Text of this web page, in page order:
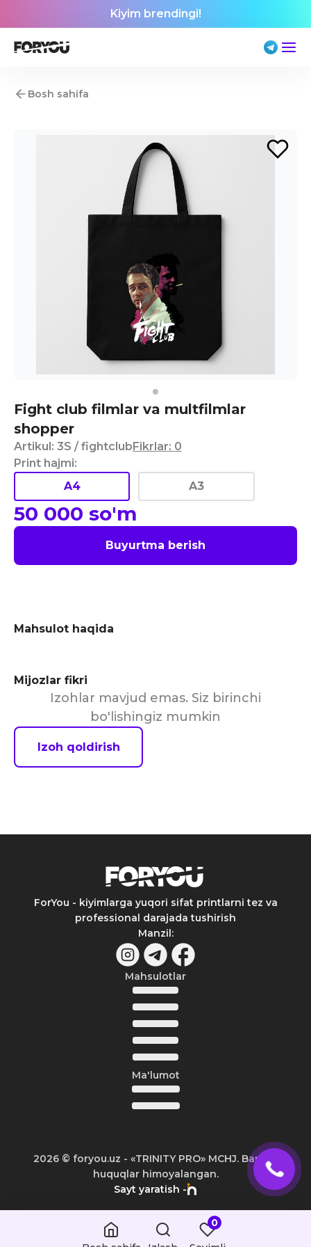
Kiyim brendingi!
Bosh sahifa
Fight club filmlar va multfilmlar
shopper
Artikul: 3S / fightclubFikrlar: 0
Print hajmi:
A4
A3
50 000 so'm
Buyurtma berish
Mahsulot haqida
Mijozlar fikri
Izohlar mavjud emas. Siz birinchi
bo'lishingiz mumkin
Izoh qoldirish
ForYou - kiyimlarga yuqori sifat printlarni tez va
professional darajada tushirish
Manzil:
Mahsulotlar
Ma'lumot
2026© foryou.uz - «TRINITY PRO» MCHJ. Barcha
huquqlar himoyalangan.
Sayt yaratish -
0